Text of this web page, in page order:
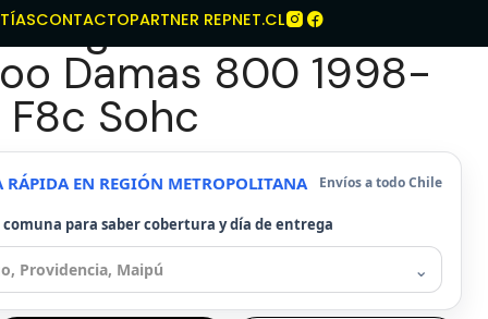
CONTACTOPARTNER REPNET.CL
Seco Para
Damas 800 1998-
Sohc
RÁPIDA EN REGIÓN METROPOLITANA Envíos a todo Chile
comuna para saber cobertura y día de entrega
⌄